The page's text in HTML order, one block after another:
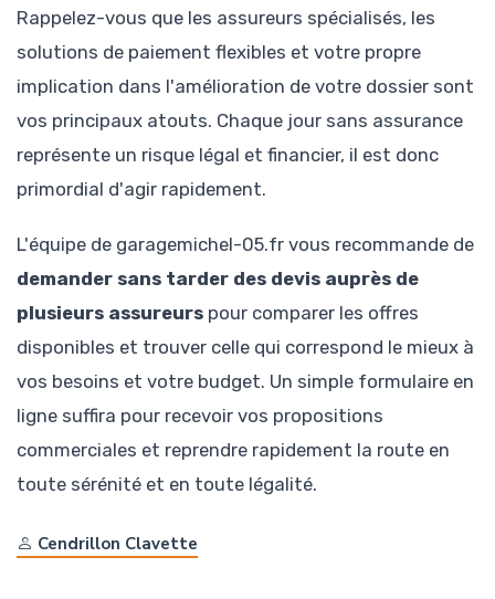
Rappelez-vous que les assureurs spécialisés, les
solutions de paiement flexibles et votre propre
implication dans l'amélioration de votre dossier sont
vos principaux atouts. Chaque jour sans assurance
représente un risque légal et financier, il est donc
primordial d'agir rapidement.
L'équipe de garagemichel-05.fr vous recommande de
demander sans tarder des devis auprès de
plusieurs assureurs pour comparer les offres
disponibles et trouver celle qui correspond le mieux à
vos besoins et votre budget. Un simple formulaire en
ligne suffira pour recevoir vos propositions
commerciales et reprendre rapidement la route en
toute sérénité et en toute légalité.
Cendrillon Clavette